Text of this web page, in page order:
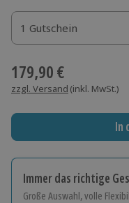
1 Gutschein
1 Gutschein
1 Gutschein
179,90 €
zzgl. Versand (inkl. MwSt.)
In
Immer das richtige
Große Auswahl, volle